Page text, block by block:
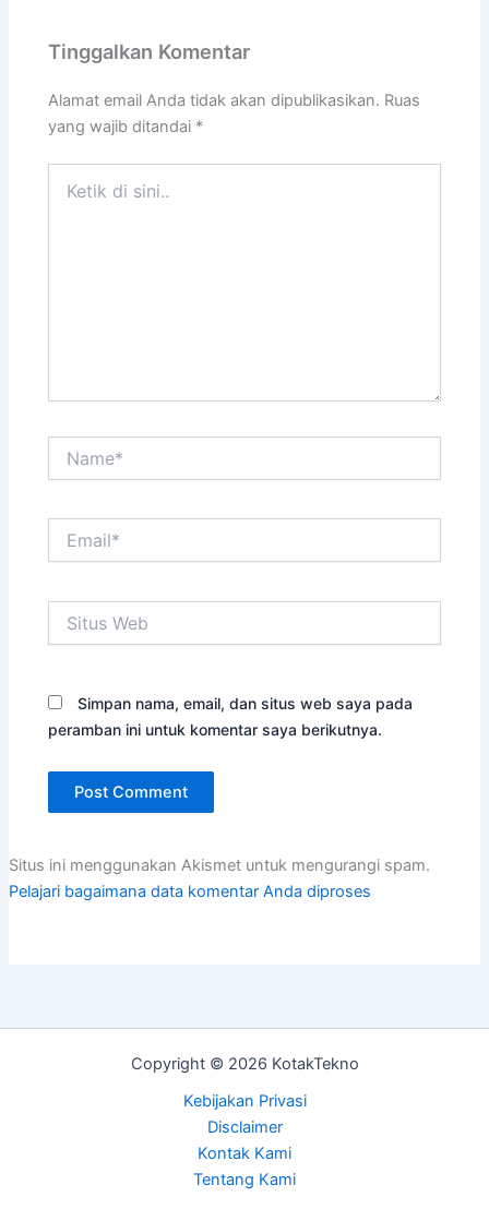
Tinggalkan Komentar
Alamat email Anda tidak akan dipublikasikan. Ruas
yang wajib ditandai *
Web
Simpan nama, email, dan situs web saya pada
peramban ini untuk komentar saya berikutnya.
Situs ini menggunakan Akismet untuk mengurangi spam.
Pelajari bagaimana data komentar Anda diproses
Copyright © 2026 KotakTekno
Kebijakan Privasi
Disclaimer
Kontak Kami
Tentang Kami